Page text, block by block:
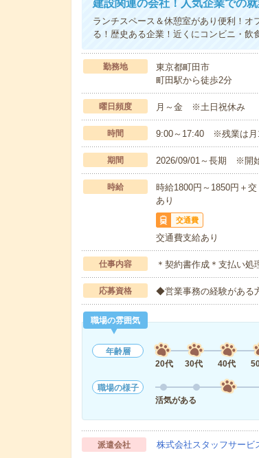
建設関連の会社！人気企業での
ランチスペース＆休憩室があり便利！
る！歴史ある企業！近くにコンビニ・飲
勤務地
東京都町田市
町田駅から徒歩2分
曜日頻度 月～金 ※土日祝休み
時間 9:00～17:40 ※残業は月
期間 2026/09/01～長期 ※開
時給
時給1800円～1850円＋
あり
交通費
交通費支給あり
仕事内容 ＊契約書作成＊支払い
応募資格 ◆営業事務の経験がある
職場の雰囲気
年齢層
20代
30代 40代
職場の様子
活気がある
派遣会社 株式会社スタッフサービ